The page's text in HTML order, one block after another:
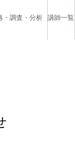
・調査・分析 講師一覧